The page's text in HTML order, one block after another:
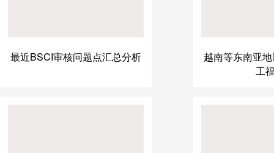
最近BSCI审核问题点汇总分析
越南等东南亚
工福